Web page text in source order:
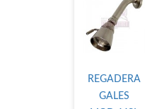
REGADERA
GALES